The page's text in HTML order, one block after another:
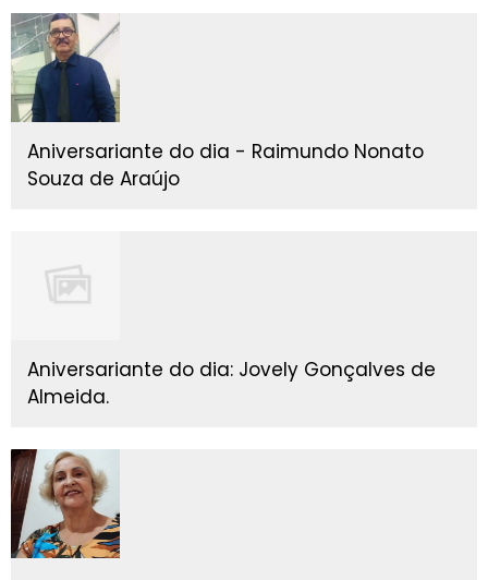
Aniversariante do dia - Raimundo Nonato
Souza de Araújo
Aniversariante do dia: Jovely Gonçalves de
Almeida.